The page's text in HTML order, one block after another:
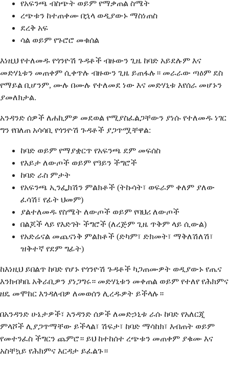
የአፍንጫ ብስጭት ወይም የማቃጠል ስሜት
ረጭቱን ከተጠቀሙ በኋላ ወዲያውኑ ማስነጠስ
ደረቅ አፍ
ሳል ወይም የጉሮሮ መቁሰል
እነዚህ የተለመዱ የጎንዮሽ ጉዳቶች ብዙውን ጊዜ ከባድ አይደሉም እና
መድሃኒቱን መጠቀም ሲቀጥሉ ብዙውን ጊዜ ይጠፋሉ። መራራው ጣዕም ደስ
የማይል ቢሆንም, ሙሉ በሙሉ የተለመደ ነው እና መድሃኒቱ እየሰራ መሆኑን
ያመለክታል.
አንዳንድ ሰዎች ለሐኪምዎ መደወል የሚያስፈልጋቸውን ያነሱ የተለመዱ ነገር
ግን የበለጠ አሳሳቢ የጎንዮሽ ጉዳቶች ያጋጥሟቸዋል:
ከባድ ወይም የማያቋርጥ የአፍንጫ ደም መፍሰስ
የእይታ ለውጦች ወይም የዓይን ችግሮች
ከባድ ራስ ምታት
የአፍንጫ ኢንፌክሽን ምልክቶች (ትኩሳት፣ ወፍራም ቀለም ያለው
ፈሳሽ፣ የፊት ህመም)
ያልተለመዱ የስሜት ለውጦች ወይም የባህሪ ለውጦች
በልጆች ላይ የእድገት ችግሮች (ለረጅም ጊዜ ጥቅም ላይ ሲውል)
የአድሬናል መጨናነቅ ምልክቶች (ድካም፣ ድክመት፣ ማቅለሽለሽ፣
ዝቅተኛ የደም ግፊት)
ከእነዚህ ይበልጥ ከባድ የሆኑ የጎንዮሽ ጉዳቶች ካጋጠሙዎት ወዲያውኑ የጤና
እንክብካቤ አቅራቢዎን ያነጋግሩ። መድሃኒቱን መቀጠል ወይም የተለየ የሕክምና
ዘዴ መሞከር እንዳለብዎ ለመወሰን ሊረዱዎት ይችላሉ።
በአንዳንድ ሁኔታዎች፣ አንዳንድ ሰዎች ለመድኃኒቱ ራሱ ከባድ የአለርጂ
ምላሾች ሊያጋጥማቸው ይችላል፣ ሽፍታ፣ ከባድ ማሳከክ፣ እብጠት ወይም
የመተንፈስ ችግርን ጨምሮ። ይህ ከተከሰተ ረጭቱን መጠቀም ያቁሙ እና
አስቸኳይ የሕክምና እርዳታ ይፈልጉ።